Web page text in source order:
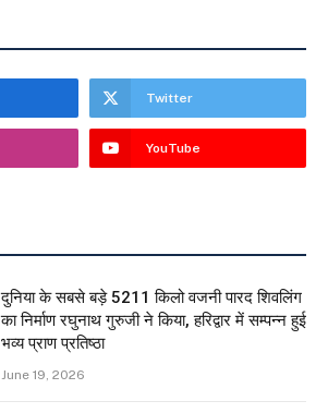
Twitter
YouTube
दुनिया के सबसे बड़े 5211 किलो वजनी पारद शिवलिंग
का निर्माण रघुनाथ गुरुजी ने किया, हरिद्वार में सम्पन्न हुई
भव्य प्राण प्रतिष्ठा
June 19, 2026